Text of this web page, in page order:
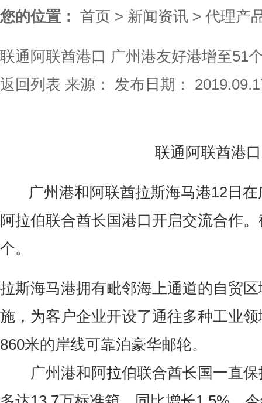
您的位置： 首页 > 新闻资讯 > 代理产
联通阿联酋港口 广州港友好港增至51
返回列表 来源： 发布日期：
联通阿联酋港
广州港和阿联酋拉斯海马港12日在
阿拉伯联合酋长国港口开启交流合作
个。
拉斯海马港拥有毗邻海上通道的自贸
施，为客户企业开设了通往多种工业
860米的岸线可靠泊豪华邮轮。
广州港和阿拉伯联合酋长国一直保